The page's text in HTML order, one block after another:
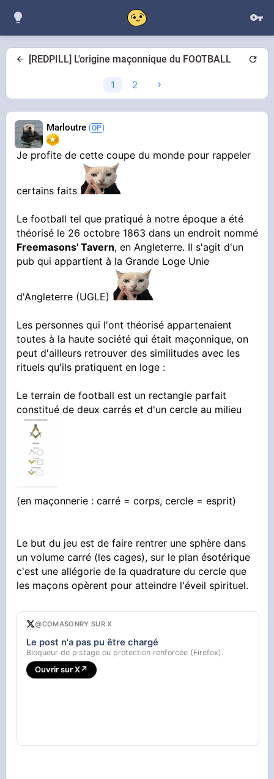
[REDPILL] L'origine maçonnique du FOOTBALL
1 2
Marloutre
Je profite de cette coupe du monde pour rappeler
certains faits
Le football tel que pratiqué à notre époque a été
théorisé le 26 octobre 1863 dans un endroit nommé
Freemasons' Tavern, en Angleterre. Il s'agit d'un
pub qui appartient à la Grande Loge Unie
d'Angleterre (UGLE)
Les personnes qui l'ont théorisé appartenaient
toutes à la haute société qui était maçonnique, on
peut d'ailleurs retrouver des similitudes avec les
rituels qu'ils pratiquent en loge :
Le terrain de football est un rectangle parfait
constitué de deux carrés et d'un cercle au milieu
(en maçonnerie : carré = corps, cercle = esprit)
Le but du jeu est de faire rentrer une sphère dans
un volume carré (les cages), sur le plan ésotérique
c'est une allégorie de la quadrature du cercle que
les maçons opèrent pour atteindre l'éveil spirituel.
@COMASONRY SUR X
Le post n'a pas pu être chargé
Bloqueur de pistage ou protection renforcée (Firefox).
Ouvrir sur X↗